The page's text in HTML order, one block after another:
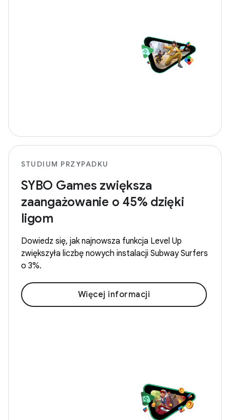
STUDIUM PRZYPADKU
SYBO Games zwiększa
zaangażowanie o 45% dzięki
ligom
Dowiedz się, jak najnowsza funkcja Level Up
zwiększyła liczbę nowych instalacji Subway Surfers
o 3%.
Więcej informacji